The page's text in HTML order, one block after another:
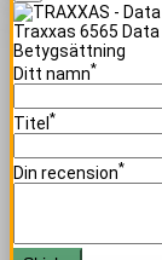
Traxxas 6565
Betygsättning
Ditt namn*
Titel *
Din recension*